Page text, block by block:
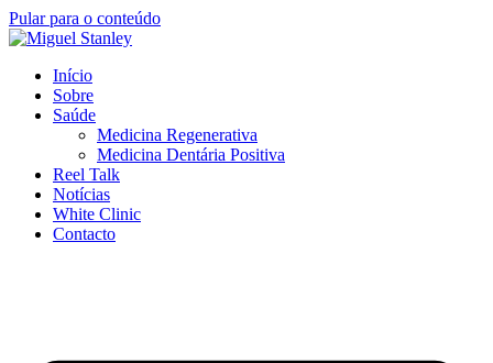
Pular para o conteúdo
Início
Sobre
Saúde
Medicina Regenerativa
Medicina Dentária Positiva
Reel Talk
Notícias
White Clinic
Contacto